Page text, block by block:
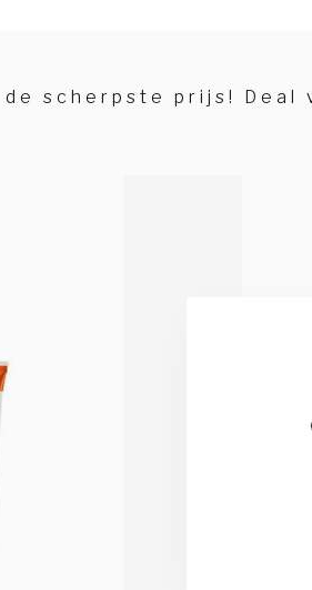
scherpste prijs! Deal